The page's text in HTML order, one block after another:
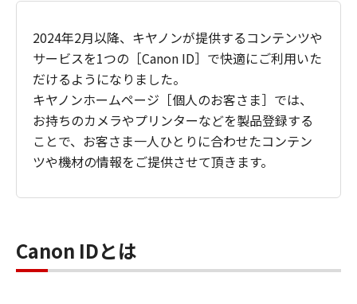
2024年2月以降、キヤノンが提供するコンテンツや
サービスを1つの［Canon ID］で快適にご利用いた
だけるようになりました。
キヤノンホームページ［個人のお客さま］では、
お持ちのカメラやプリンターなどを製品登録する
ことで、お客さま一人ひとりに合わせたコンテン
ツや機材の情報をご提供させて頂きます。
Canon IDとは